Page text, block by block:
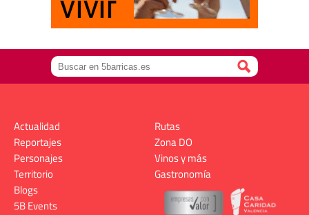
Actualidad
Reportajes
Personajes
Territorio
Rutas
Zona DO
Vinos y más
Gastronomía
Blogs
5B Events